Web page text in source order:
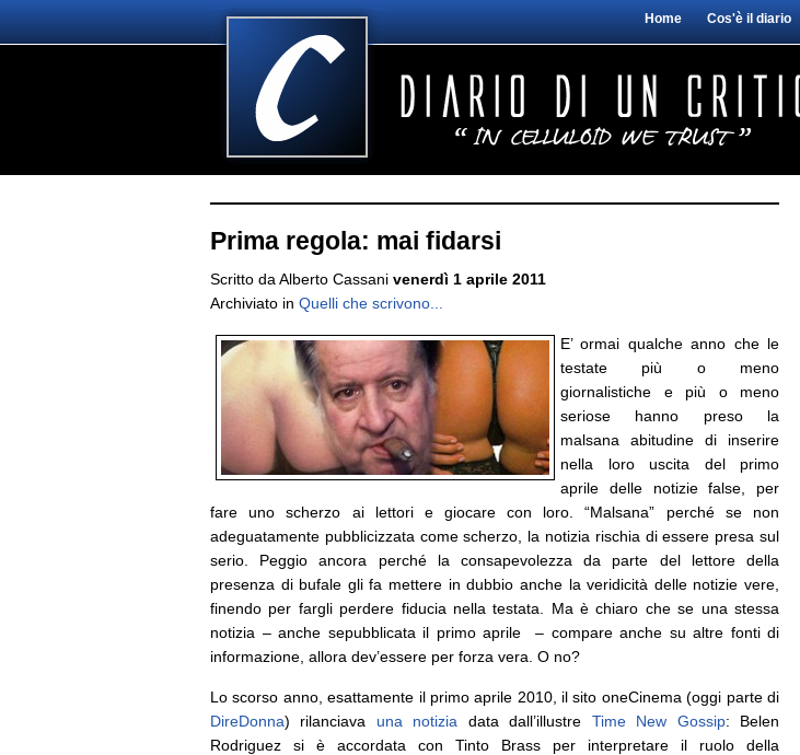
Home Cos'è il diario
Prima regola: mai fidarsi
Scritto da Alberto Cassani venerdì 1 aprile 2011
Archiviato in Quelli che scrivono...
E’ ormai qualche anno che le
testate più o meno
giornalistiche e più o meno
seriose hanno preso la
malsana abitudine di inserire
nella loro uscita del primo
aprile delle notizie false, per
fare uno scherzo ai lettori e giocare con loro. “Malsana” perché se non
adeguatamente pubblicizzata come scherzo, la notizia rischia di essere presa sul
serio. Peggio ancora perché la consapevolezza da parte del lettore della
presenza di bufale gli fa mettere in dubbio anche la veridicità delle notizie vere,
finendo per fargli perdere fiducia nella testata. Ma è chiaro che se una stessa
notizia – anche sepubblicata il primo aprile – compare anche su altre fonti di
informazione, allora dev’essere per forza vera. O no?
Lo scorso anno, esattamente il primo aprile 2010, il sito oneCinema (oggi parte di
DireDonna) rilanciava una notizia data dall’illustre Time New Gossip: Belen
Rodriguez si è accordata con Tinto Brass per interpretare il ruolo della